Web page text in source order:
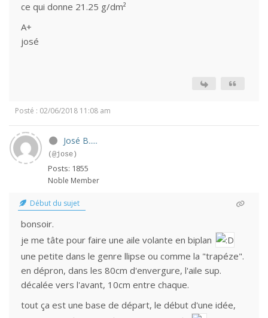
ce qui donne 21.25 g/dm²
A+
josé
Posté : 02/06/2018 11:08 am
José B.....
(@jose)
Posts: 1855
Noble Member
Début du sujet
bonsoir.
je me tâte pour faire une aile volante en biplan
une petite dans le genre llipse ou comme la "trapéze".
en dépron, dans les 80cm d'envergure, l'aile sup.
décalée vers l'avant, 10cm entre chaque.
tout ça est une base de départ, le début d'une idée,